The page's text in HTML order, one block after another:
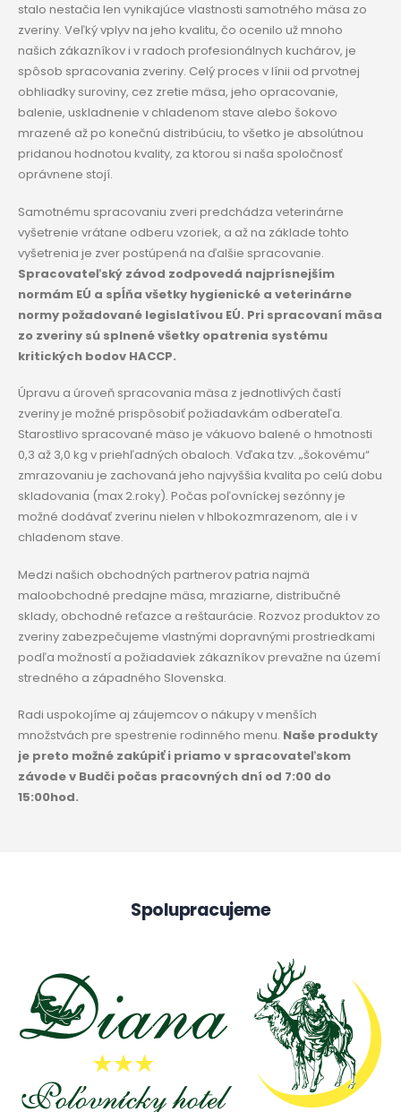
stalo nestačia len vynikajúce vlastnosti samotného mäsa zo
zveriny. Veľký vplyv na jeho kvalitu, čo ocenilo už mnoho
našich zákazníkov i v radoch profesionálnych kuchárov, je
spôsob spracovania zveriny. Celý proces v línii od prvotnej
obhliadky suroviny, cez zretie mäsa, jeho opracovanie,
balenie, uskladnenie v chladenom stave alebo šokovo
mrazené až po konečnú distribúciu, to všetko je absolútnou
pridanou hodnotou kvality, za ktorou si naša spoločnosť
oprávnene stojí.
Samotnému spracovaniu zveri predchádza veterinárne
vyšetrenie vrátane odberu vzoriek, a až na základe tohto
vyšetrenia je zver postúpená na ďalšie spracovanie.
Spracovateľský závod zodpovedá najprísnejším
normám EÚ a spĺňa všetky hygienické a veterinárne
normy požadované legislatívou EÚ. Pri spracovaní mäsa
zo zveriny sú splnené všetky opatrenia systému
kritických bodov HACCP.
Úpravu a úroveň spracovania mäsa z jednotlivých častí
zveriny je možné prispôsobiť požiadavkám odberateľa.
Starostlivo spracované mäso je vákuovo balené o hmotnosti
0,3 až 3,0 kg v priehľadných obaloch. Vďaka tzv. „šokovému“
zmrazovaniu je zachovaná jeho najvyššia kvalita po celú dobu
skladovania (max 2.roky). Počas poľovníckej sezónny je
možné dodávať zverinu nielen v hlbokozmrazenom, ale i v
chladenom stave.
Medzi našich obchodných partnerov patria najmä
maloobchodné predajne mäsa, mraziarne, distribučné
sklady, obchodné reťazce a reštaurácie. Rozvoz produktov zo
zveriny zabezpečujeme vlastnými dopravnými prostriedkami
podľa možností a požiadaviek zákazníkov prevažne na území
stredného a západného Slovenska.
Radi uspokojíme aj záujemcov o nákupy v menších
množstvách pre spestrenie rodinného menu. Naše produkty
je preto možné zakúpiť i priamo v spracovateľskom
závode v Budči počas pracovných dní od 7:00 do
15:00hod.
Spolupracujeme